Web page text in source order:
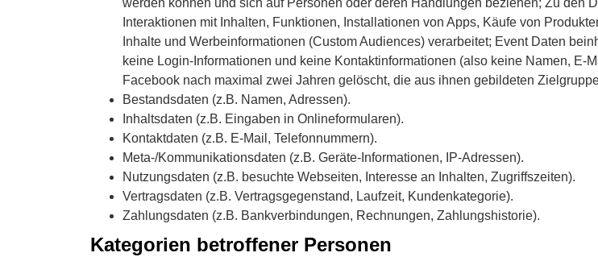
werden können und sich auf Personen oder deren Handlungen beziehen; Zu den
Interaktionen mit Inhalten, Funktionen, Installationen von Apps, Käufe von
Inhalte und Werbeinformationen (Custom Audiences) verarbeitet; Event Daten
keine Login-Informationen und keine Kontaktinformationen (also keine Namen, E-
Facebook nach maximal zwei Jahren gelöscht, die aus ihnen gebildeten
Bestandsdaten (z.B. Namen, Adressen).
Inhaltsdaten (z.B. Eingaben in Onlineformularen).
Kontaktdaten (z.B. E-Mail, Telefonnummern).
Meta-/Kommunikationsdaten (z.B. Geräte-Informationen, IP-Adressen).
Nutzungsdaten (z.B. besuchte Webseiten, Interesse an Inhalten, Zugriffszeiten).
Vertragsdaten (z.B. Vertragsgegenstand, Laufzeit, Kundenkategorie).
Zahlungsdaten (z.B. Bankverbindungen, Rechnungen, Zahlungshistorie).
Kategorien betroffener Personen